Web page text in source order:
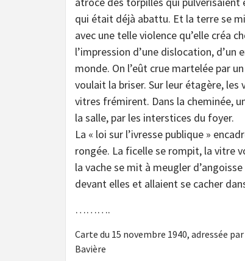
qui était déjà abattu. Et la terre se
avec une telle violence qu’elle créa
l’impression d’une dislocation,
monde. On l’eût crue martelée par
voulait la briser. Sur leur étagère,
vitres frémirent. Dans la cheminée,
la salle, par les interstices du foyer.
La « loi sur l’ivresse publique »
rongée. La ficelle se rompit, la vitre
la vache se mit à meugler
devant elles et allaient se cacher
……….
Carte du 15 novembre 1940, adressée
Bavière